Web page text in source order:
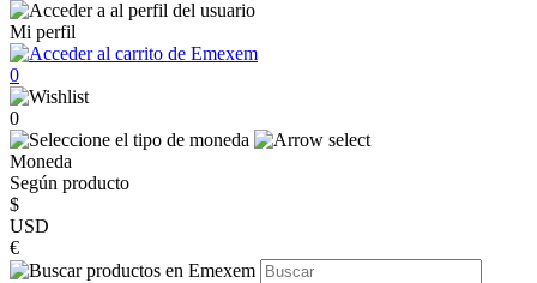
Mi perfil
0
0
Moneda
Según producto
$
USD
€